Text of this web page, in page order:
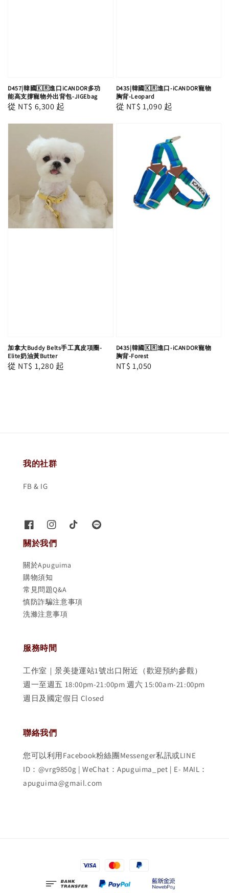
D457|韓國🇰🇷進口iCANDOR多功
能高支撐寵物外出背包-JIGEbag
Regular
從 NT$ 6,300 起
D435|韓國🇰🇷進口-iCANDOR寵物
胸背-Leopard
Regular
從 NT$ 1,090 起
加拿大Buddy Belts手工真皮項圈-
Elite奶油黃Butter
Regular
從 NT$ 1,280 起
D435|韓國🇰🇷進口-iCANDOR寵物
胸背-Forest
Regular
NT$ 1,050
我的社群
FB & IG
關於我們
關於Apuguima
購物須知
常見問題Q&A
慎防詐騙注意事項
洗滌注意事項
服務時間
工作室｜景美捷運站1號出口附近（歡迎預約參觀）
週一至週五 18:00pm-21:00pm 週六 15:00am-21:00pm
週日及國定假日 Closed
聯絡我們
您可以利用Facebook粉絲團Messenger私訊或LINE
ID：@vrg9850g | WeChat：Apuguima_pet | E- MAIL：
apuguima@gmail.com